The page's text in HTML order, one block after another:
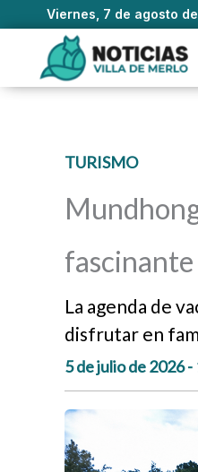
Viernes, 7 de agosto
contenido
TURISMO
fascinante
La agenda de
disfrutar en
5 de julio de 2026 -